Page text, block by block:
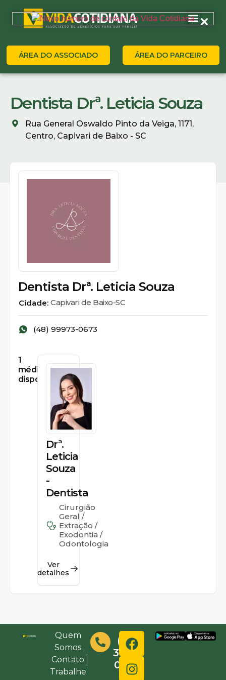
ÁREA DO ASSOCIADO ÁREA DO PARCEIRO
Dentista Drª. Leticia Souza
Rua General Oswaldo Pinto da Veiga, 1171,
Centro, Capivari de Baixo - SC
Dentista Drª. Leticia Souza
Cidade: Capivari de Baixo-SC
(48) 99973-0673
1
médicos
disponíveis
Drª.
Leticia
Souza
-
Dentista
Cirurgião
Geral /
Extração /
Exodontia /
Odontologia
Ver
detalhes
Quem
Somos
Contato
Trabalhe
(48)
3632-
0000